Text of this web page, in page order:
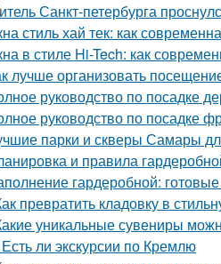
Санкт-петербурга
стиль хай тек: как
в стиле Hi-Tech: как
лучше организовать
руководство по посадке
руководство по посадке
парки и скверы Самары
и правила
гардеробной:
превратить кладовку в
уникальные сувениры
ли экскурсии по Кремлю